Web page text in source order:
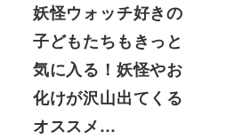
妖怪ウォッチ好きの
子どもたちもきっと
気に入る！妖怪やお
化けが沢山出てくる
オススメ…